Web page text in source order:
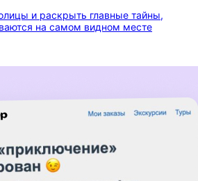
и раскрыть главные тайны,
на самом видном месте